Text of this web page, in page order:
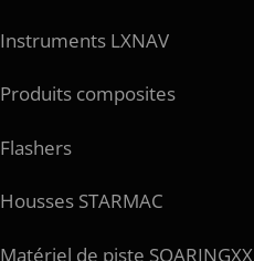
Instruments LXNAV
Produits composites
Flashers
Housses STARMAC
Matériel de piste SOARINGXX